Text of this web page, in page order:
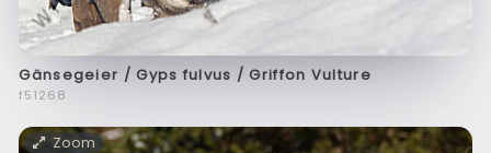
Gänsegeier / Gyps fulvus / Griffon Vulture
f51268
Zoom